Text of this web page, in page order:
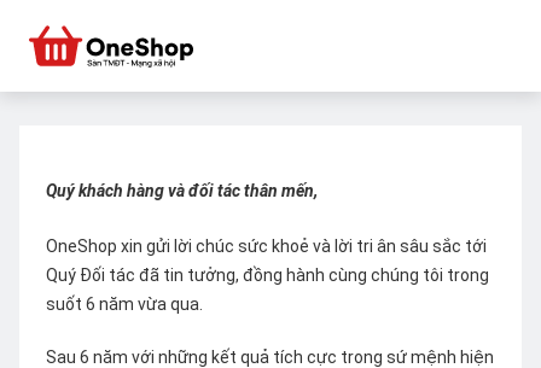
Quý khách hàng và đối tác thân mến,
OneShop xin gửi lời chúc sức khoẻ và lời tri ân sâu sắc tới
Quý Đối tác đã tin tưởng, đồng hành cùng chúng tôi trong
suốt 6 năm vừa qua.
Sau 6 năm với những kết quả tích cực trong sứ mệnh hiện